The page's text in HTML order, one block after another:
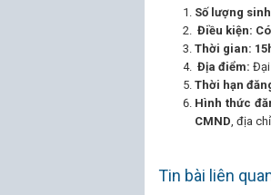
Số lượng
Điều kiện:
Thời gian:
Địa điểm: Đại
Thời hạn
Hình thức
CMND, địa
Tin bài liên